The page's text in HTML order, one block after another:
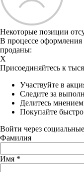
Некоторые позиции
В процессе оформления
проданы:
X
Присоединяйтесь к
Участвуйте в
Следите за
Делитесь
Покупайте
Войти через
Фамилия
Имя *